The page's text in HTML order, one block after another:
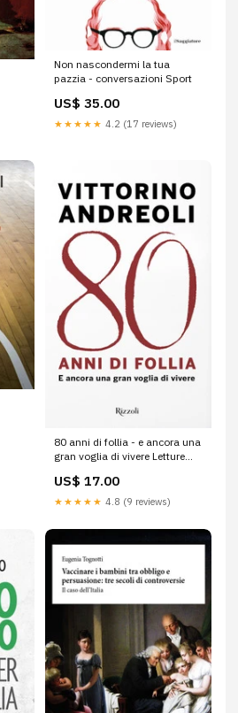
Non nascondermi la tua
pazzia - conversazioni Sport
US$ 35.00
★★★★★ 4.2 (17 reviews)
80 anni di follia - e ancora una
gran voglia di vivere Letture
US$ 17.00
★★★★★ 4.8 (9 reviews)